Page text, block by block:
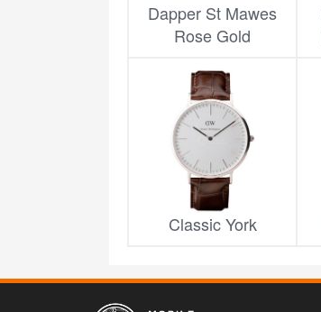
Dapper St Mawes
Rose Gold
Classic York